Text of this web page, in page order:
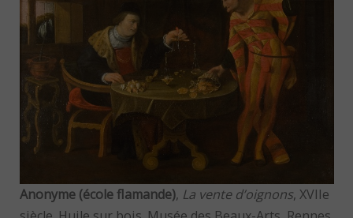
Anonyme (école flamande), La vente d’oignons, XVIIe